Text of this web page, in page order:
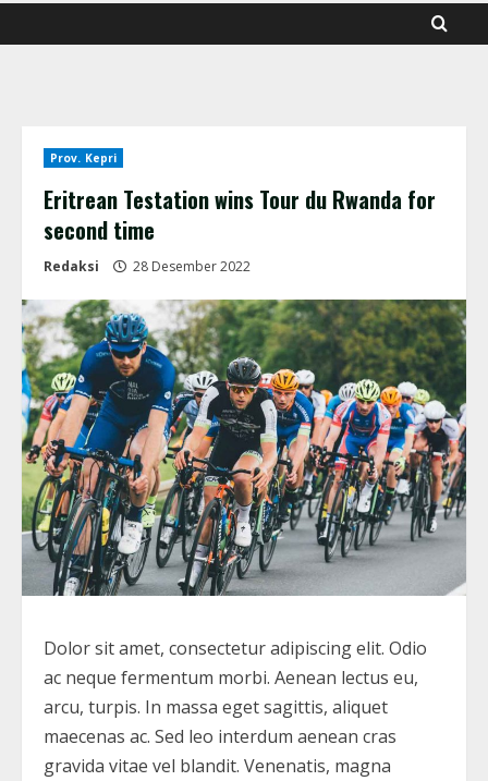
Prov. Kepri
Eritrean Testation wins Tour du Rwanda for
second time
Redaksi 28 Desember 2022
Dolor sit amet, consectetur adipiscing elit. Odio
ac neque fermentum morbi. Aenean lectus eu,
arcu, turpis. In massa eget sagittis, aliquet
maecenas ac. Sed leo interdum aenean cras
gravida vitae vel blandit. Venenatis, magna